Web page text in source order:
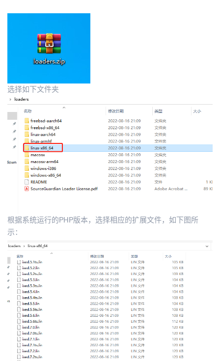
选择如下文件夹
根据系统运行的PHP版本，选择相应的扩展文件，如下图所
示：